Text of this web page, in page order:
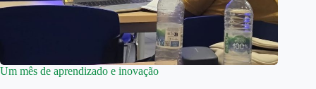
Um mês de aprendizado e inovação